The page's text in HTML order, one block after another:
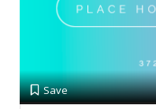
Save